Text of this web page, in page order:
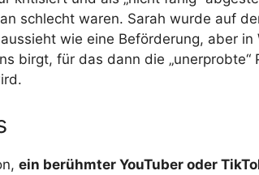
schlecht waren. Sarah wurde auf
wie eine Beförderung, aber in
birgt, für das dann die „unerprobte“
ein berühmter YouTuber oder